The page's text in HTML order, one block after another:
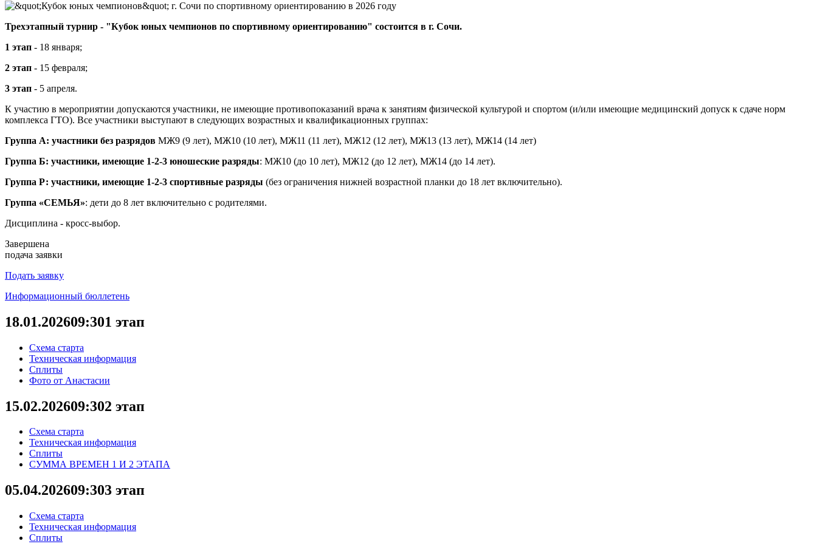
Трехэтапный турнир - "Кубок юных чемпионов по спортивному ориентированию" состоится в г. Сочи.
1 этап - 18 января;
2 этап - 15 февраля;
3 этап - 5 апреля.
К участию в мероприятии допускаются участники, не имеющие противопоказаний врача к занятиям физической культурой и спортом (и/или имеющие медицинский допуск к сдаче норм
комплекса ГТО). Все участники выступают в следующих возрастных и квалификационных группах:
Группа А: участники без разрядов МЖ9 (9 лет), МЖ10 (10 лет), МЖ11 (11 лет), МЖ12 (12 лет), МЖ13 (13 лет), МЖ14 (14 лет)
Группа Б: участники, имеющие 1-2-3 юношеские разряды: МЖ10 (до 10 лет), МЖ12 (до 12 лет), МЖ14 (до 14 лет).
Группа Р: участники, имеющие 1-2-3 спортивные разряды (без ограничения нижней возрастной планки до 18 лет включительно).
Группа «СЕМЬЯ»: дети до 8 лет включительно с родителями.
Дисциплина - кросс-выбор.
Завершена
подача заявки
Подать заявку
Информационный бюллетень
18.01.202609:301 этап
Схема старта
Техническая информация
Сплиты
Фото от Анастасии
15.02.202609:302 этап
Схема старта
Техническая информация
Сплиты
СУММА ВРЕМЕН 1 И 2 ЭТАПА
05.04.202609:303 этап
Схема старта
Техническая информация
Сплиты